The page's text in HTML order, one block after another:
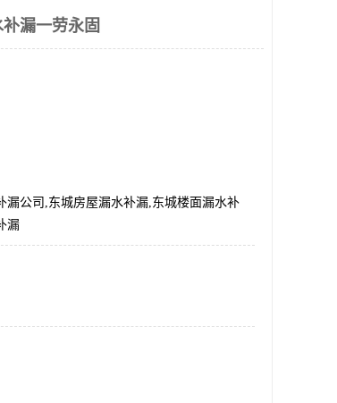
漏一劳永固
漏公司,东城房屋漏水补漏,东城楼面漏水补
漏